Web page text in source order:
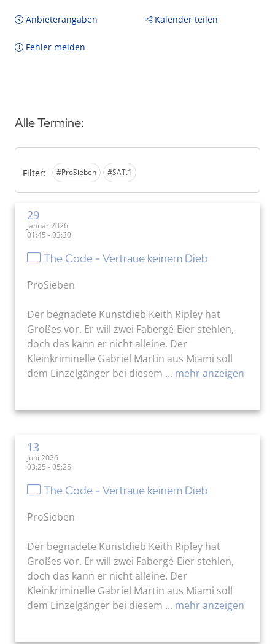
Anbieterangaben Kalender teilen
Fehler melden
Alle Termine:
Filter: #ProSieben #SAT.1
29
Januar 2026
01:45 - 03:30
The Code - Vertraue keinem Dieb
ProSieben
Der begnadete Kunstdieb Keith Ripley hat
Großes vor. Er will zwei Fabergé-Eier stehlen,
doch das kann er nicht alleine. Der
Kleinkriminelle Gabriel Martin aus Miami soll
dem Einzelgänger bei diesem ... mehr anzeigen
13
Juni 2026
03:25 - 05:25
The Code - Vertraue keinem Dieb
ProSieben
Der begnadete Kunstdieb Keith Ripley hat
Großes vor. Er will zwei Fabergé-Eier stehlen,
doch das kann er nicht alleine. Der
Kleinkriminelle Gabriel Martin aus Miami soll
dem Einzelgänger bei diesem ... mehr anzeigen